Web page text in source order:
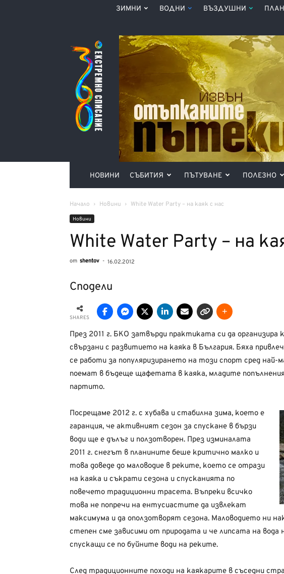
ЗИМНИ ВОДНИ ВЪЗДУШНИ
Списание
360°
НОВИНИ СЪБИТИЯ ПЪТУВАНЕ ПОЛЕЗНО
Начало Новини White Water Party – на каяк с нас
Новини
White Water Party – на
от shentov - 16.02.2012
Сподели
SHARES
През 2011 г. БКО затвърди практиката си да организира
свързани с развитието на каяка в България. Бяха
се работи за популяризирането на този спорт сред
поемат в бъдеще щафетата в каяка, младите
партито.
Посрещаме 2012 г. с хубава и стабилна зима, което е
гаранция, че активният сезон за спускане в бързи
води ще е дълъг и ползотворен. През изминалата
2011 г. снегът в планините беше критично малко и
това доведе до маловодие в реките, което се отрази
на каяка и съкрати сезона и спусканията по
повечето традиционни трасета. Въпреки всичко
това не попречи на ентусиастите да извлекат
максимума и да оползотворят сезона. Маловодието ни
степен сме зависими от природата и че липсата на
спускащи се по буйните води на реките.
След традиционните походи на каякарите в съседни